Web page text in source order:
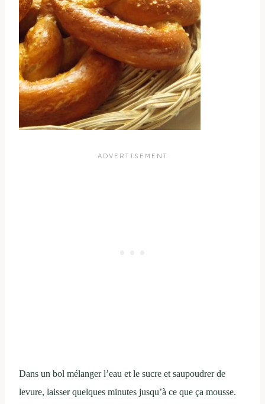
Dans un bol mélanger l’eau et le sucre et saupoudrer de
levure, laisser quelques minutes jusqu’à ce que ça mousse.